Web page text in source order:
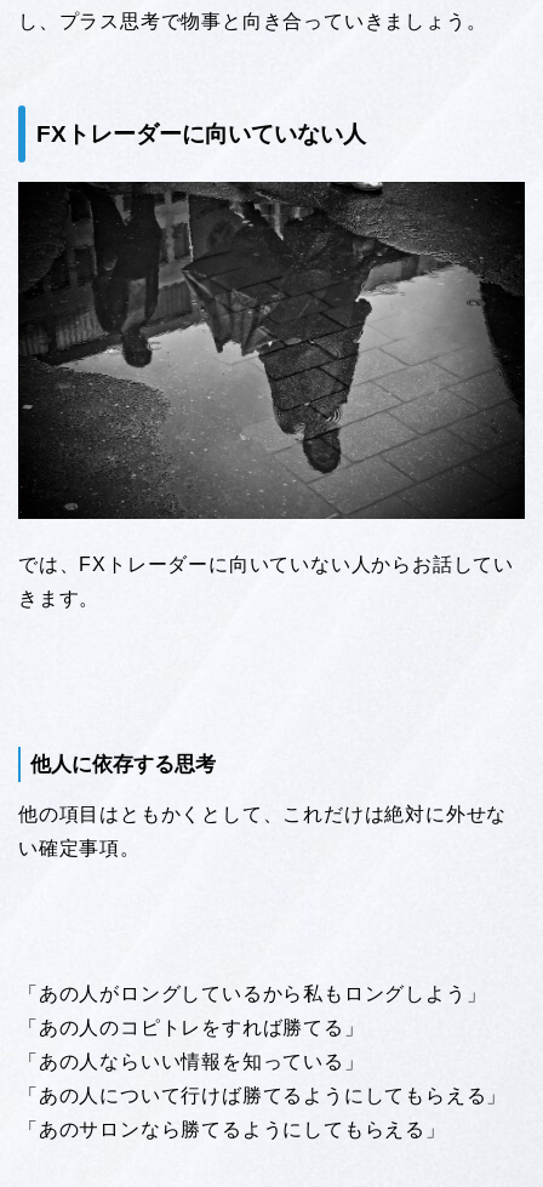
し、プラス思考で物事と向き合っていきましょう。
FXトレーダーに向いていない人
では、FXトレーダーに向いていない人からお話してい
きます。
他人に依存する思考
他の項目はともかくとして、これだけは絶対に外せな
い確定事項。
「あの人がロングしているから私もロングしよう」
「あの人のコピトレをすれば勝てる」
「あの人ならいい情報を知っている」
「あの人について行けば勝てるようにしてもらえる」
「あのサロンなら勝てるようにしてもらえる」